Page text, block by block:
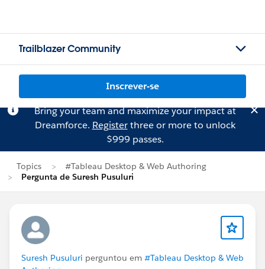
Trailblazer Community
Inscrever-se
Bring your team and maximize your impact at
Dreamforce. Registerthree or more to unlock
$999 passes.
Topics
#Tableau Desktop & Web Authoring
Pergunta de Suresh Pusuluri
Suresh Pusuluri perguntou em #Tableau Desktop & Web